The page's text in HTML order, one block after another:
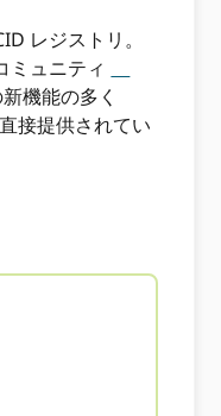
レジストリ。
ミュニティ
機能の多く
接提供されてい